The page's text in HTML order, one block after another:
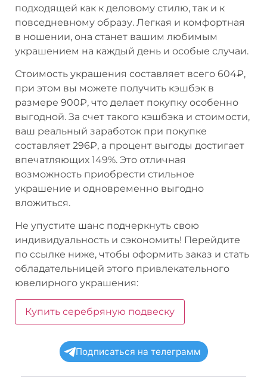
подходящей как к деловому стилю, так и к
повседневному образу. Легкая и комфортная
в ношении, она станет вашим любимым
украшением на каждый день и особые случаи.
Стоимость украшения составляет всего 604₽,
при этом вы можете получить кэшбэк в
размере 900₽, что делает покупку особенно
выгодной. За счет такого кэшбэка и стоимости,
ваш реальный заработок при покупке
составляет 296₽, а процент выгоды достигает
впечатляющих 149%. Это отличная
возможность приобрести стильное
украшение и одновременно выгодно
вложиться.
Не упустите шанс подчеркнуть свою
индивидуальность и сэкономить! Перейдите
по ссылке ниже, чтобы оформить заказ и стать
обладательницей этого привлекательного
ювелирного украшения:
Купить серебряную подвеску
Подписаться на телеграмм